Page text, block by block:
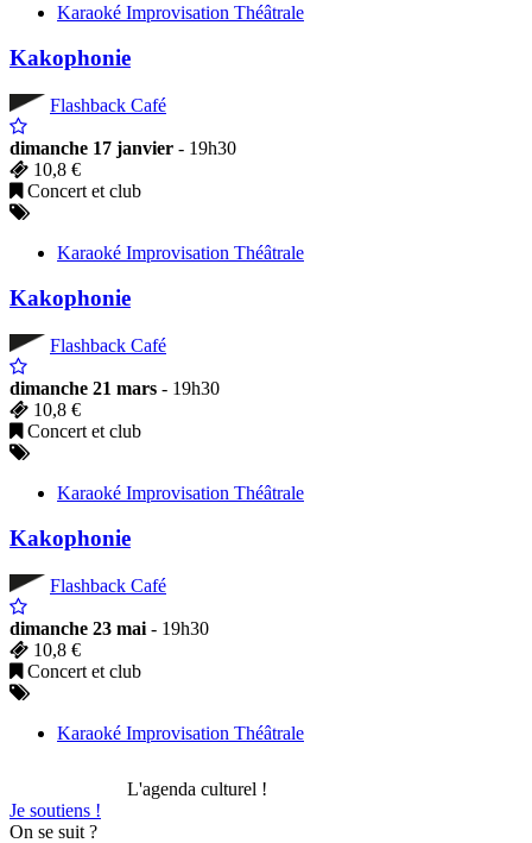
Karaoké Improvisation Théâtrale
Kakophonie
Flashback Café
dimanche 17 janvier - 19h30
10,8 €
Concert et club
Karaoké Improvisation Théâtrale
Kakophonie
Flashback Café
dimanche 21 mars - 19h30
10,8 €
Concert et club
Karaoké Improvisation Théâtrale
Kakophonie
Flashback Café
dimanche 23 mai - 19h30
10,8 €
Concert et club
Karaoké Improvisation Théâtrale
L'agenda culturel !
Je soutiens !
On se suit ?